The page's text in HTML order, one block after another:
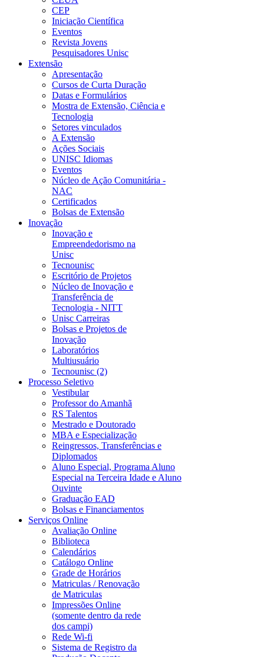
CEP
Iniciação Científica
Eventos
Revista Jovens
Pesquisadores Unisc
Extensão
Apresentação
Cursos de Curta Duração
Datas e Formulários
Mostra de Extensão, Ciência e
Tecnologia
Setores vinculados
A Extensão
Ações Sociais
UNISC Idiomas
Eventos
Núcleo de Ação Comunitária -
NAC
Certificados
Bolsas de Extensão
Inovação
Inovação e
Empreendedorismo na
Unisc
Tecnounisc
Escritório de Projetos
Núcleo de Inovação e
Transferência de
Tecnologia - NITT
Unisc Carreiras
Bolsas e Projetos de
Inovação
Laboratórios
Multiusuário
Tecnounisc (2)
Processo Seletivo
Vestibular
Professor do Amanhã
RS Talentos
Mestrado e Doutorado
MBA e Especialização
Reingressos, Transferências e
Diplomados
Aluno Especial, Programa Aluno
Especial na Terceira Idade e Aluno
Ouvinte
Graduação EAD
Bolsas e Financiamentos
Serviços Online
Avaliação Online
Biblioteca
Calendários
Catálogo Online
Grade de Horários
Matriculas / Renovação
de Matriculas
Impressões Online
(somente dentro da rede
dos campi)
Rede Wi-fi
Sistema de Registro da